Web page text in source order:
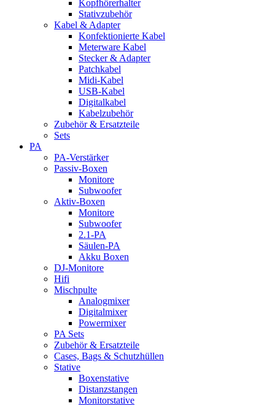
Kopfhörerhalter
Stativzubehör
Kabel & Adapter
Konfektionierte Kabel
Meterware Kabel
Stecker & Adapter
Patchkabel
Midi-Kabel
USB-Kabel
Digitalkabel
Kabelzubehör
Zubehör & Ersatzteile
Sets
PA
PA-Verstärker
Passiv-Boxen
Monitore
Subwoofer
Aktiv-Boxen
Monitore
Subwoofer
2.1-PA
Säulen-PA
Akku Boxen
DJ-Monitore
Hifi
Mischpulte
Analogmixer
Digitalmixer
Powermixer
PA Sets
Zubehör & Ersatzteile
Cases, Bags & Schutzhüllen
Stative
Boxenstative
Distanzstangen
Monitorstative